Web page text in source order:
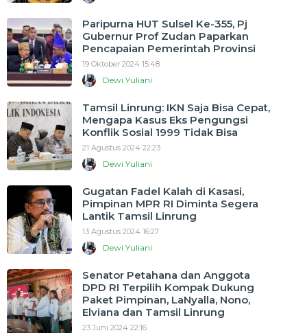
Paripurna HUT Sulsel Ke-355, Pj
Gubernur Prof Zudan Paparkan
Pencapaian Pemerintah Provinsi
19 Oktober 2024 15:48
Dewi Yuliani
Tamsil Linrung: IKN Saja Bisa Cepat,
Mengapa Kasus Eks Pengungsi
Konflik Sosial 1999 Tidak Bisa
21 Agustus 2024 22:23
Dewi Yuliani
Gugatan Fadel Kalah di Kasasi,
Pimpinan MPR RI Diminta Segera
Lantik Tamsil Linrung
13 Agustus 2024 16:27
Dewi Yuliani
Senator Petahana dan Anggota
DPD RI Terpilih Kompak Dukung
Paket Pimpinan, LaNyalla, Nono,
Elviana dan Tamsil Linrung
23 Juni 2024 22:16